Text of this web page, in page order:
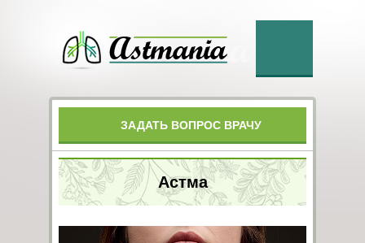
ЗАДАТЬ ВОПРОС ВРАЧУ
Астма